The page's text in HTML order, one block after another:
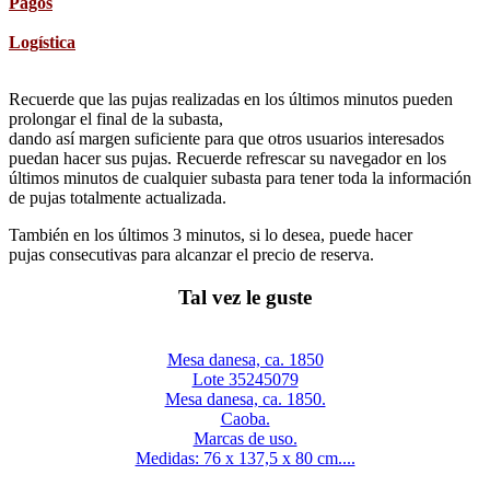
Logística
Recuerde que las pujas realizadas en los últimos minutos pueden
prolongar el final de la subasta,
dando así margen suficiente para que otros usuarios interesados
puedan hacer sus pujas. Recuerde refrescar su navegador en los
últimos minutos de cualquier subasta para tener toda la información
de pujas totalmente actualizada.
También en los últimos 3 minutos, si lo desea, puede hacer
pujas consecutivas para alcanzar el precio de reserva.
Tal vez le guste
Mesa danesa, ca. 1850
Lote 35245079
Mesa danesa, ca. 1850.
Caoba.
Marcas de uso.
Medidas: 76 x 137,5 x 80 cm....